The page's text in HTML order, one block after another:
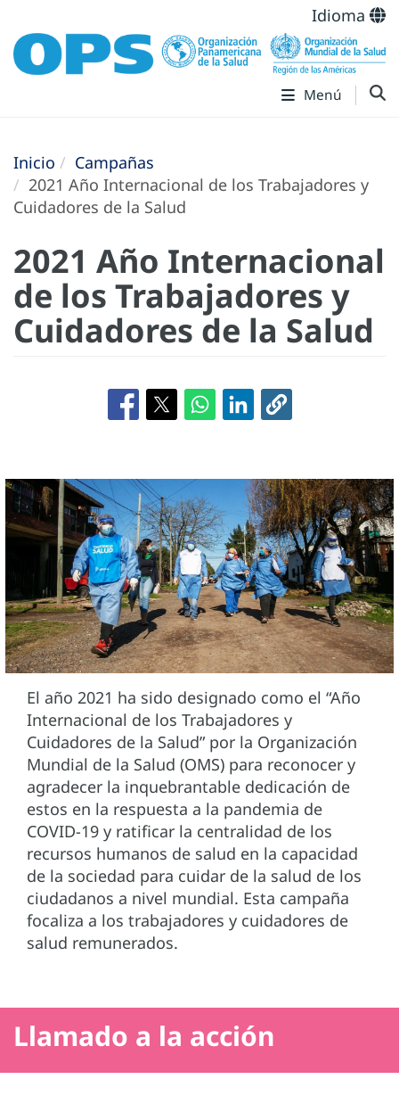
Idioma
Menú
Inicio
Campañas
2021 Año Internacional de los Trabajadores y
Cuidadores de la Salud
2021 Año Internacional
de los Trabajadores y
Cuidadores de la Salud
El año 2021 ha sido designado como el “Año
Internacional de los Trabajadores y
Cuidadores de la Salud” por la Organización
Mundial de la Salud (OMS) para reconocer y
agradecer la inquebrantable dedicación de
estos en la respuesta a la pandemia de
COVID-19 y ratificar la centralidad de los
recursos humanos de salud en la capacidad
de la sociedad para cuidar de la salud de los
ciudadanos a nivel mundial. Esta campaña
focaliza a los trabajadores y cuidadores de
salud remunerados.
Llamado a la acción